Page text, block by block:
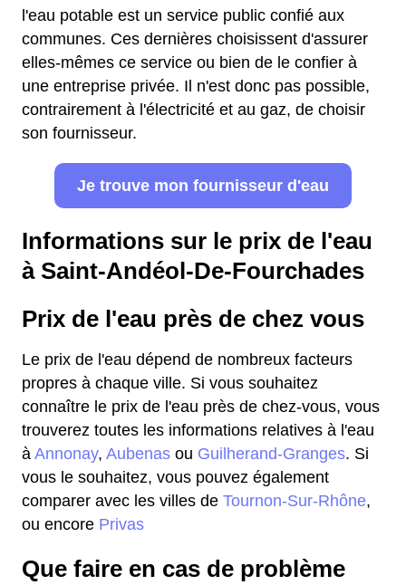
l'eau potable est un service public confié aux
communes. Ces dernières choisissent d'assurer
elles-mêmes ce service ou bien de le confier à
une entreprise privée. Il n'est donc pas possible,
contrairement à l'électricité et au gaz, de choisir
son fournisseur.
Je trouve mon fournisseur d'eau
Informations sur le prix de l'eau
à Saint-Andéol-De-Fourchades
Prix de l'eau près de chez vous
Le prix de l'eau dépend de nombreux facteurs
propres à chaque ville. Si vous souhaitez
connaître le prix de l'eau près de chez-vous, vous
trouverez toutes les informations relatives à l'eau
à Annonay, Aubenas ou Guilherand-Granges. Si
vous le souhaitez, vous pouvez également
comparer avec les villes de Tournon-Sur-Rhône,
ou encore Privas
Que faire en cas de problème